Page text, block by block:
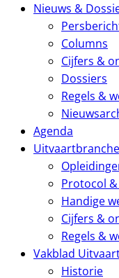
Nieuws &
Columns
Cijfers &
Dossiers
Regels &
Agenda
Uitvaartbranche
Protocol
Handige
Cijfers &
Regels &
Vakblad
Historie